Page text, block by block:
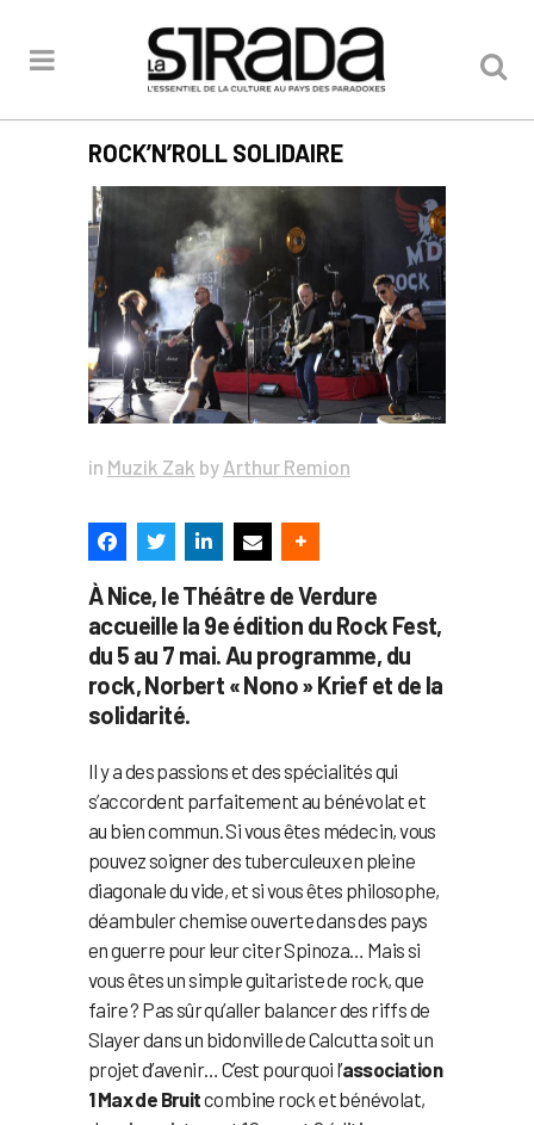
ROCK’N’ROLL SOLIDAIRE
in Muzik Zak by Arthur Remion
À Nice, le Théâtre de Verdure
accueille la 9e édition du Rock Fest,
du 5 au 7 mai. Au programme, du
rock, Norbert « Nono » Krief et de la
solidarité.
Il y a des passions et des spécialités qui
s’accordent parfaitement au bénévolat et
au bien commun. Si vous êtes médecin, vous
pouvez soigner des tuberculeux en pleine
diagonale du vide, et si vous êtes philosophe,
déambuler chemise ouverte dans des pays
en guerre pour leur citer Spinoza… Mais si
vous êtes un simple guitariste de rock, que
faire ? Pas sûr qu’aller balancer des riffs de
Slayer dans un bidonville de Calcutta soit un
projet d’avenir… C’est pourquoi l’association
1 Max de Bruitcombine rock et bénévolat,